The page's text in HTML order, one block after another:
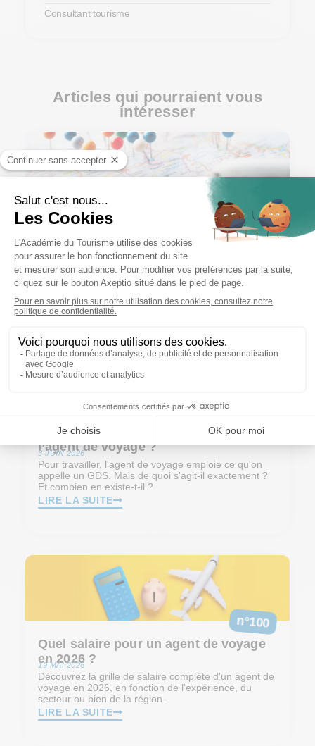
Consultant tourisme
Articles qui pourraient vous
intéresser
n°107
Construisez un circuit touristique
comme un véritable agent de voyage
11 JUIN 2026
Construire un circuit touristique, ça ne s'improvise
pas ! On vous explique pourquoi c'est loin d'être une
simple liste de lieux à voir.
LIRE LA SUITE
Qu’est-ce qu’un GDS, l’outil phare de
l’agent de voyage ?
3 JUIN 2026
Pour travailler, l'agent de voyage emploie ce qu'on
appelle un GDS. Mais de quoi s'agit-il exactement ?
Et combien en existe-t-il ?
LIRE LA SUITE
n°100
Quel salaire pour un agent de voyage
en 2026 ?
19 MAI 2026
Découvrez la grille de salaire complète d'un agent de
voyage en 2026, en fonction de l'expérience, du
secteur ou bien de la région.
LIRE LA SUITE